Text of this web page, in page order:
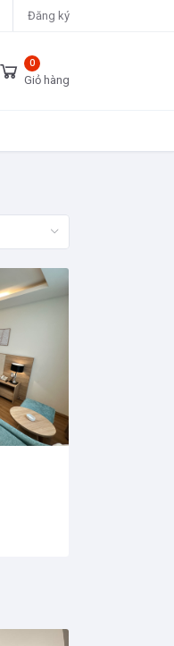
Đăng ký
0
Giỏ hàng